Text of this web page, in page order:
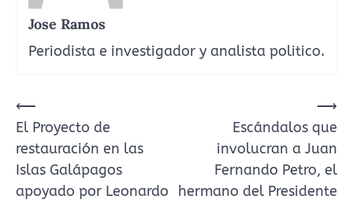
Jose Ramos
Periodista e investigador y analista politico.
Navegación
de
entradas
⟵
El Proyecto de
restauración en las
Islas Galápagos
apoyado por Leonardo
Escándalos que
involucran a Juan
Fernando Petro, el
hermano del Presidente
⟶